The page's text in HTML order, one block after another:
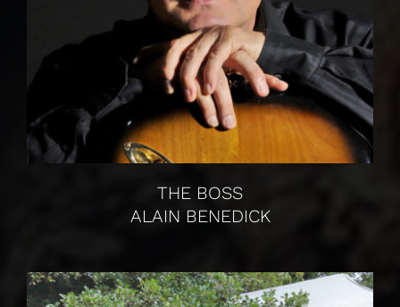
THE BOSS
ALAIN BENEDICK